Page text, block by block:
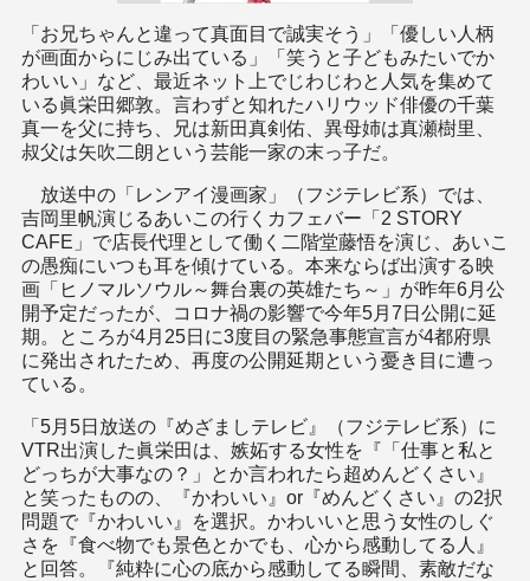
「お兄ちゃんと違って真面目で誠実そう」「優しい人柄
が画面からにじみ出ている」「笑うと子どもみたいでか
わいい」など、最近ネット上でじわじわと人気を集めて
いる眞栄田郷敦。言わずと知れたハリウッド俳優の千葉
真一を父に持ち、兄は新田真剣佑、異母姉は真瀬樹里、
叔父は矢吹二朗という芸能一家の末っ子だ。
放送中の「レンアイ漫画家」（フジテレビ系）では、
吉岡里帆演じるあいこの行くカフェバー「2 STORY
CAFE」で店長代理として働く二階堂藤悟を演じ、あいこ
の愚痴にいつも耳を傾けている。本来ならば出演する映
画「ヒノマルソウル～舞台裏の英雄たち～」が昨年6月公
開予定だったが、コロナ禍の影響で今年5月7日公開に延
期。ところが4月25日に3度目の緊急事態宣言が4都府県
に発出されたため、再度の公開延期という憂き目に遭っ
ている。
「5月5日放送の『めざましテレビ』（フジテレビ系）に
VTR出演した眞栄田は、嫉妬する女性を『「仕事と私と
どっちが大事なの？」とか言われたら超めんどくさい』
と笑ったものの、『かわいい』or『めんどくさい』の2択
問題で『かわいい』を選択。かわいいと思う女性のしぐ
さを『食べ物でも景色とかでも、心から感動してる人』
と回答。『純粋に心の底から感動してる瞬間、素敵だな